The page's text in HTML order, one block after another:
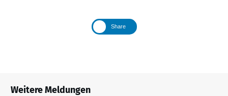
Share
Weitere Meldungen